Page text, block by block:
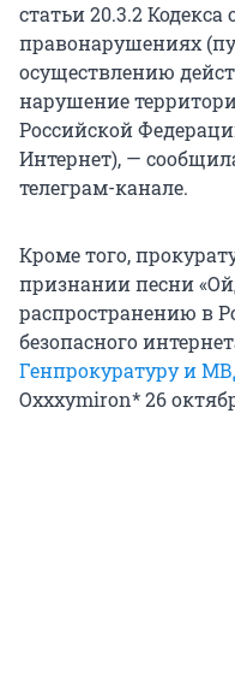
статьи 20.3.2
правонарушениях
осуществлению
нарушение
Российской
Интернет), —
телеграм-канале.
Кроме того,
признании песни
распространению в
безопасного
Генпрокуратуру и
Oxxxymiron* 26